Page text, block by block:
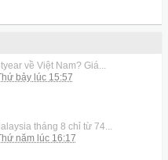
về Việt Nam? Giá...
bảy lúc 15:57
tháng 8 chỉ từ 74...
năm lúc 16:17